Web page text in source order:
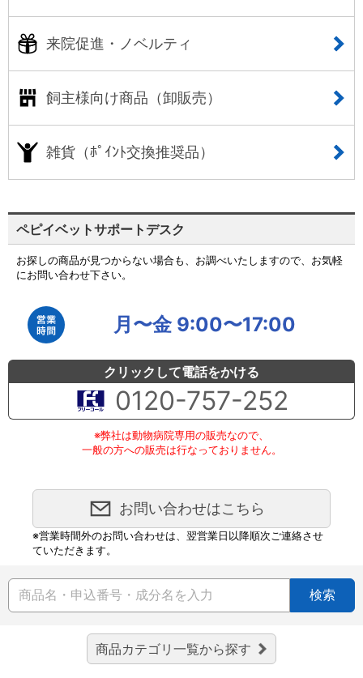
来院促進・ノベルティ
飼主様向け商品（卸販売）
雑貨（ﾎﾟｲﾝﾄ交換推奨品）
ペピイベットサポートデスク
お探しの商品が見つからない場合も、お調べいたしますので、お気軽
にお問い合わせ下さい。
月〜金 9:00〜17:00
クリックして電話をかける
0120-757-252
※弊社は動物病院専用の販売なので、
一般の方への販売は行なっておりません。
お問い合わせはこちら
※営業時間外のお問い合わせは、翌営業日以降順次ご連絡させ
ていただきます。
検索
商品カテゴリ一覧から探す